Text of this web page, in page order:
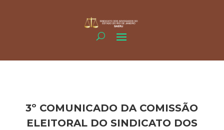
3º COMUNICADO DA COMISSÃO
ELEITORAL DO SINDICATO DOS